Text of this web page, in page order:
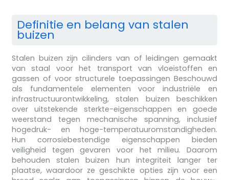
Definitie en belang van stalen
buizen
Stalen buizen zijn cilinders van of leidingen gemaakt
van staal voor het transport van vloeistoffen en
gassen of voor structurele toepassingen Beschouwd
als fundamentele elementen voor industriële en
infrastructuurontwikkeling, stalen buizen beschikken
over uitstekende sterkte-eigenschappen en goede
weerstand tegen mechanische spanning, inclusief
hogedruk- en hoge-temperatuuromstandigheden.
Hun corrosiebestendige eigenschappen bieden
veiligheid tegen gevaren voor het milieu. Daarom
behouden stalen buizen hun integriteit langer ter
plaatse, waardoor ze geschikte opties zijn voor een